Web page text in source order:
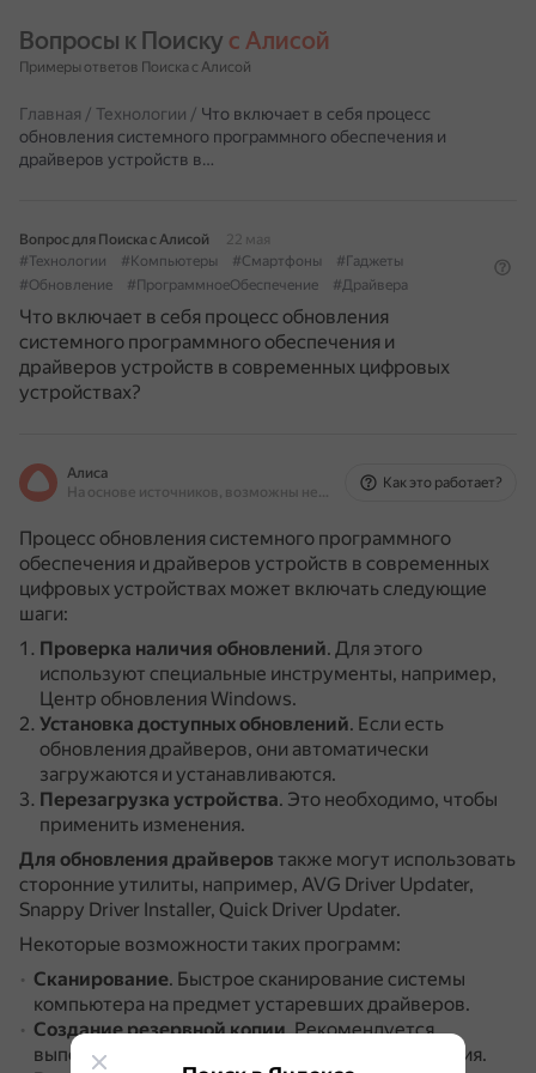
Вопросы к Поиску с Алисой
Примеры ответов Поиска с Алисой
Главная / Технологии / Что включает в себя процесс
обновления системного программного обеспечения и
драйверов устройств в…
Вопрос для Поиска с Алисой
22 мая
#Технологии
#Компьютеры #Смартфоны
#Гаджеты
#Обновление
#ПрограммноеОбеспечение #Драйвера
Что включает в себя процесс обновления
системного программного обеспечения и
драйверов устройств в современных цифровых
устройствах?
Алиса
На основе источников, возможны неточности
Как это работает?
Процесс обновления системного программного
обеспечения и драйверов устройств в современных
цифровых устройствах может включать следующие
шаги:
Проверка наличия обновлений. Для этого
используют специальные инструменты, например,
Центр обновления Windows.
Установка доступных обновлений. Если есть
обновления драйверов, они автоматически
загружаются и устанавливаются.
Перезагрузка устройства. Это необходимо, чтобы
применить изменения.
Для обновления драйверов также могут использовать
сторонние утилиты, например, AVG Driver Updater,
Snappy Driver Installer, Quick Driver Updater.
Некоторые возможности таких программ:
Сканирование. Быстрое сканирование системы
компьютера на предмет устаревших драйверов.
Создание резервной копии.Рекомендуется
выполнять перед каждой процедурой обновления.